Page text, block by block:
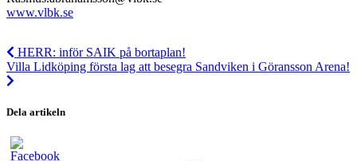
www.vlbk.se
HERR: inför SAIK på bortaplan!
Villa Lidköping första lag att besegra Sandviken i Göransson Arena!
Dela artikeln